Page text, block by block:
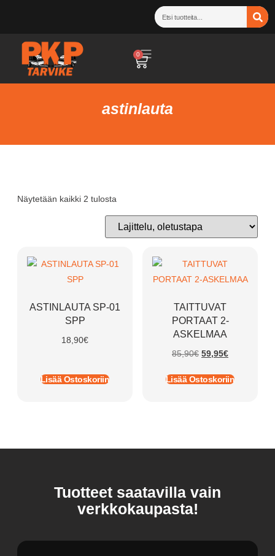
0
astinlauta
Näytetään kaikki 2 tulosta
ASTINLAUTA SP-01
SPP
18,90€
Lisää Ostoskoriin
TAITTUVAT
PORTAAT 2-
ASKELMAA
85,90€ 59,95€
Lisää Ostoskoriin
Tuotteet saatavilla vain
verkkokaupasta!